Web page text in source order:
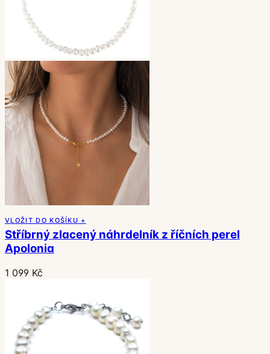
VLOŽIT DO KOŠÍKU +
Stříbrný zlacený náhrdelník z říčních perel
Apolonia
1 099 Kč